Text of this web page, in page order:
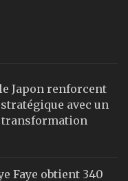
Japon renforcent
avec un
transformation
Faye obtient 340